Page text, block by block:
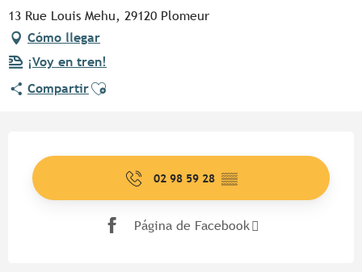
13 Rue Louis Mehu, 29120 Plomeur
Cómo llegar
¡Voy en tren!
CompartirAjouter aux favoris
02 98 59 28 ▒▒
Página de Facebook